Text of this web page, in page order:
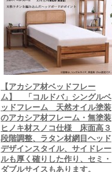
【アカシア材ベッドフレー
ム】 「コルドバ」シングルベ
ッドフレーム 天然オイル塗装
のアカシア材フレーム・無塗装
ヒノキ材スノコ仕様 床面高３
段階調整、ラタン材網目ヘッド
デザインスタイル、サイドレー
ルも厚く確りした作り、セミ・
ダブルサイスもあります。